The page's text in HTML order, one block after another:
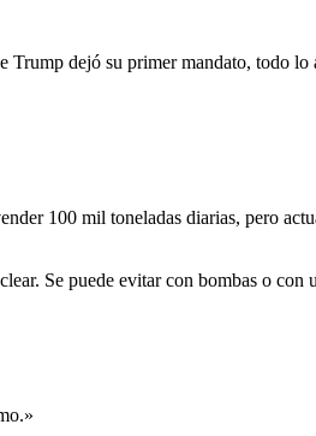
dejó su primer mandato, todo lo
100 mil toneladas diarias, pero
Se puede evitar con bombas o con